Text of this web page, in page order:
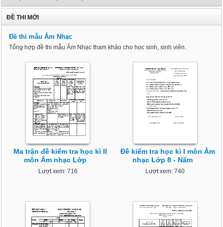
ĐỀ THI MỚI
Đề thi mẫu Âm Nhạc
Tổng hợp đề thi mẫu Âm Nhạc tham khảo cho học sinh, sinh viên.
Ma trận đề kiểm tra học kì II
môn Âm nhạc Lớp
Lượt xem: 716
Đề kiểm tra học kì I môn Âm
nhạc Lớp 8 - Năm
Lượt xem: 740